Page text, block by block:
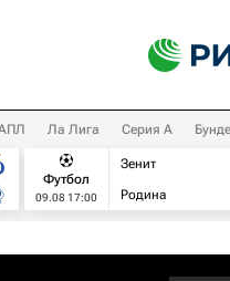
Ла Лига Серия А
Футбол
09.08 17:00
Зенит
Родина